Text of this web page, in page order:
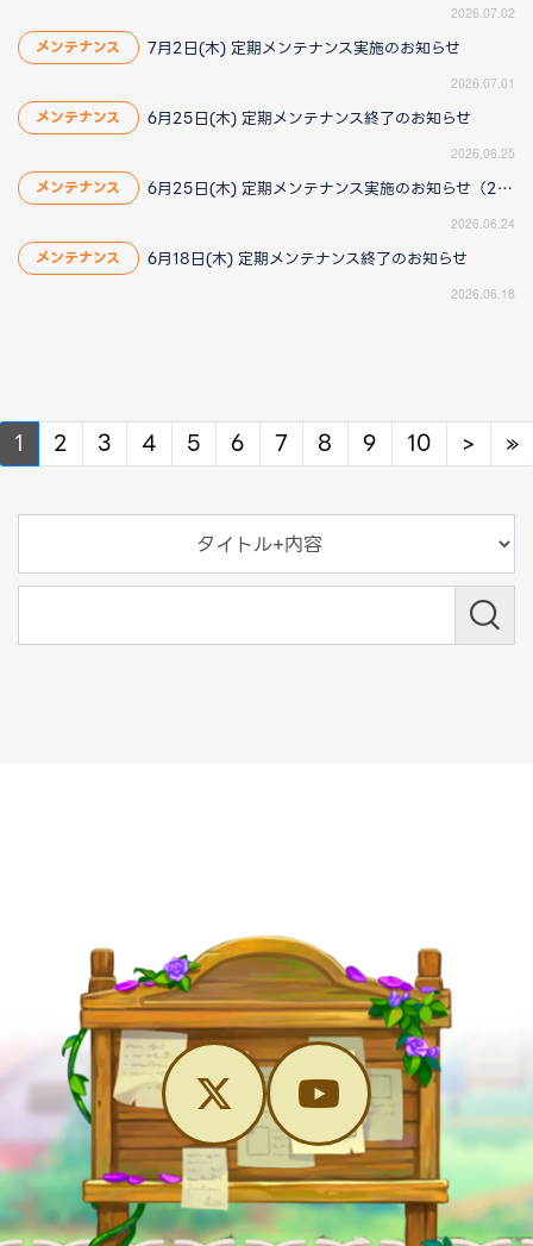
2026.07.02
メンテナンス 7月2日(木) 定期メンテナンス実施のお知らせ
2026.07.01
メンテナンス 6月25日(木) 定期メンテナンス終了のお知らせ
2026.06.25
メンテナンス 6月25日(木) 定期メンテナンス実施のお知らせ（2026/6/25 13:40更新）
2026.06.24
メンテナンス 6月18日(木) 定期メンテナンス終了のお知らせ
2026.06.18
1 2 3 4 5 6 7 8 9 10 > Next
»